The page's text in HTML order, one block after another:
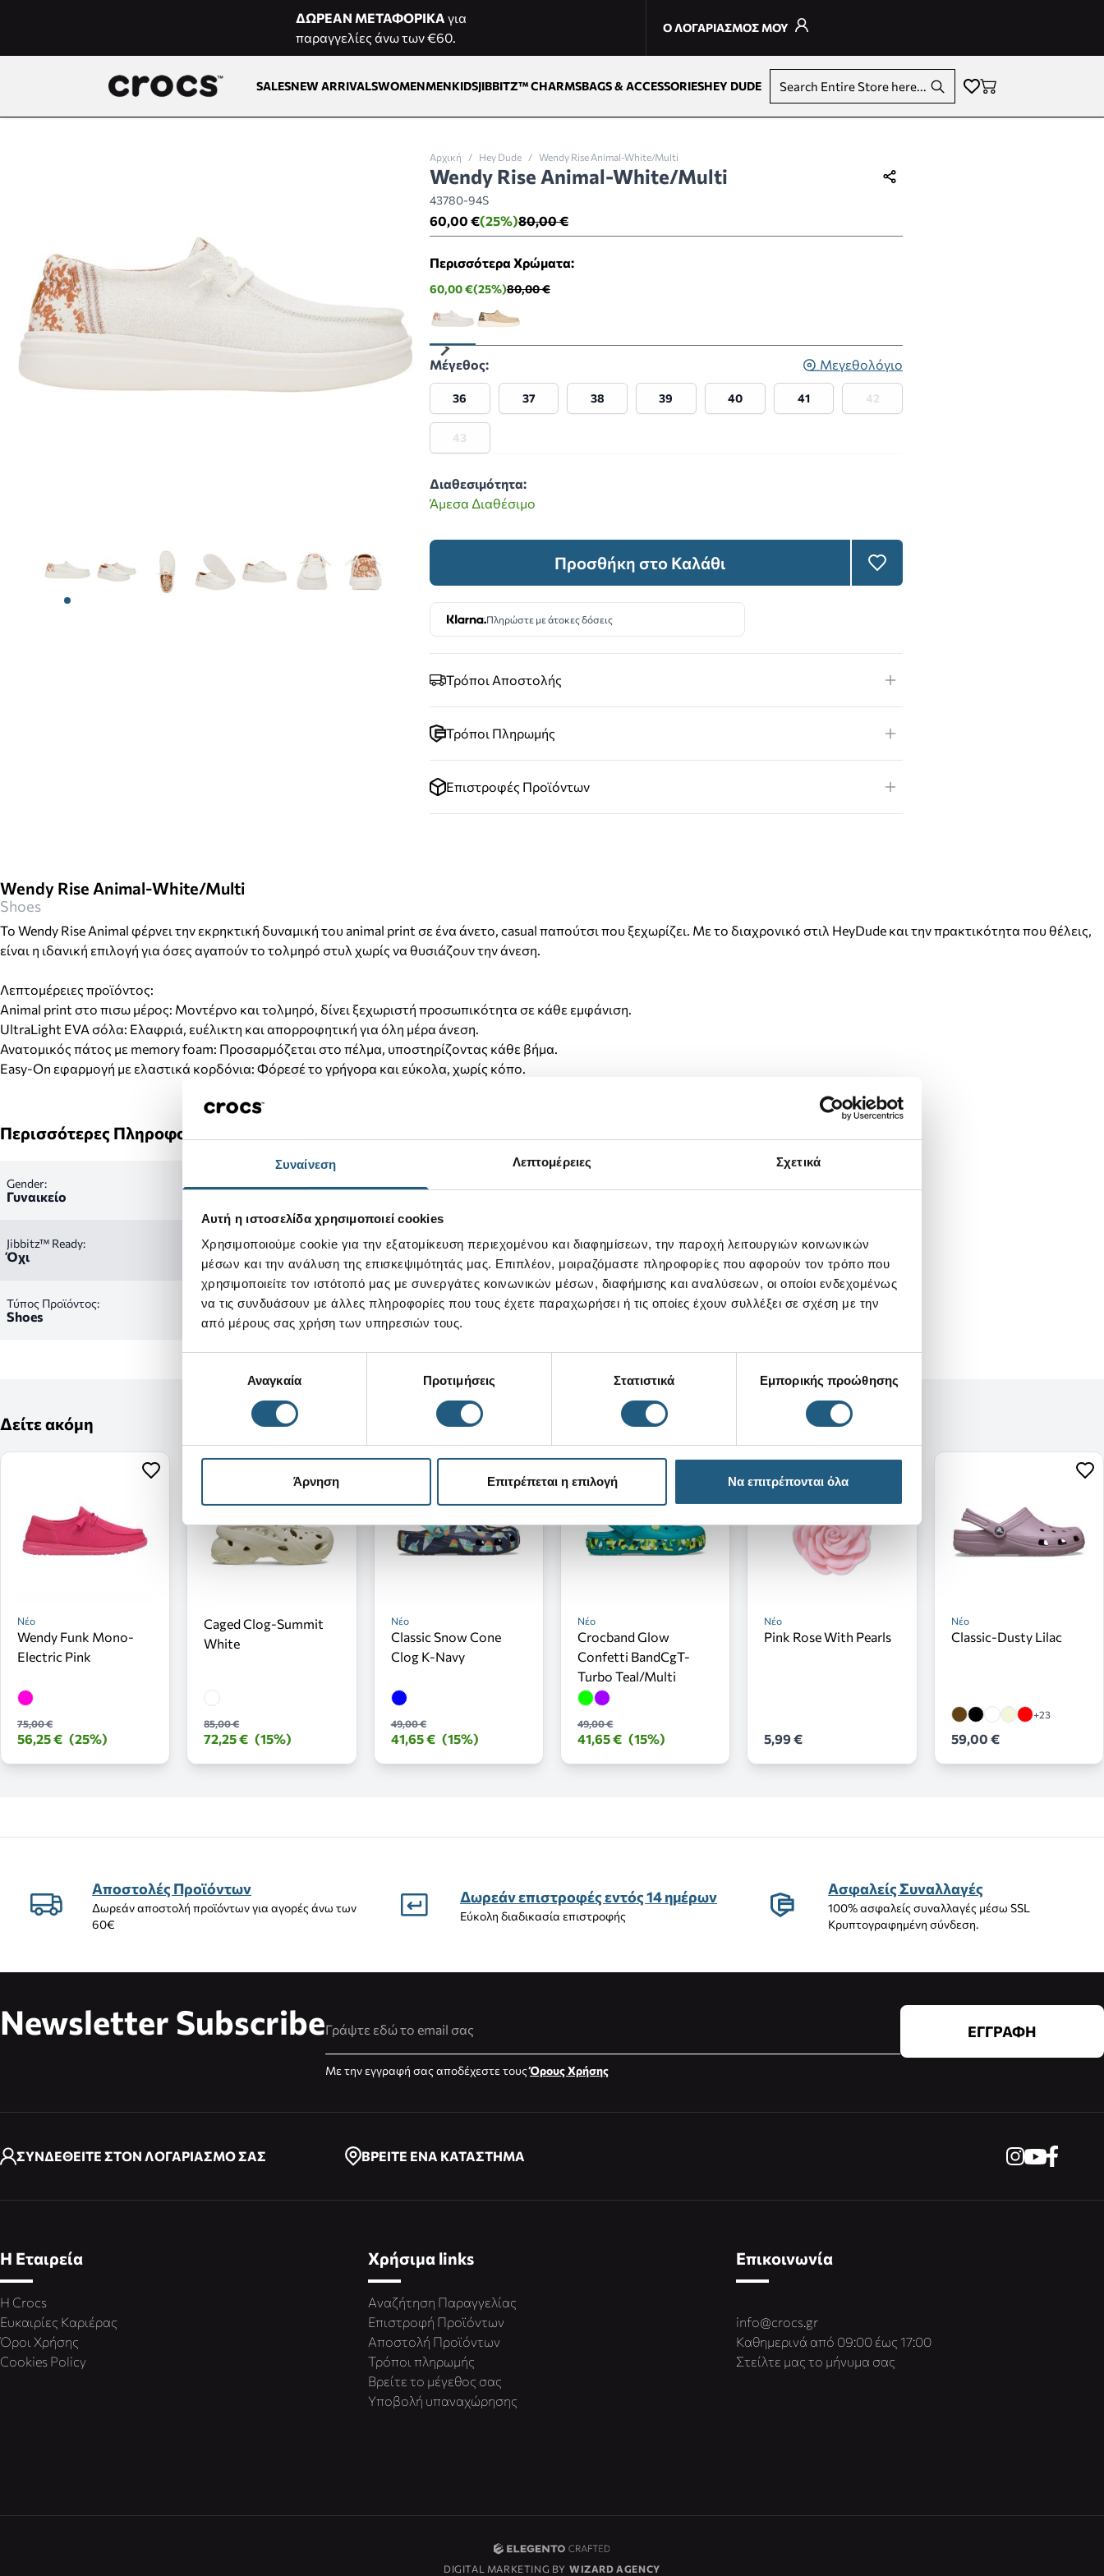
Συναίνεση Λεπτομέρειες Σχετικά
Αυτή η ιστοσελίδα χρησιμοποιεί cookies
Χρησιμοποιούμε cookie για την εξατομίκευση περιεχομένου και διαφημίσεων, την παροχή λειτουργιών κοινωνικών
μέσων και την ανάλυση της επισκεψιμότητάς μας. Επιπλέον, μοιραζόμαστε πληροφορίες που αφορούν τον τρόπο που
χρησιμοποιείτε τον ιστότοπό μας με συνεργάτες κοινωνικών μέσων, διαφήμισης και αναλύσεων, οι οποίοι ενδεχομένως
να τις συνδυάσουν με άλλες πληροφορίες που τους έχετε παραχωρήσει ή τις οποίες έχουν συλλέξει σε σχέση με την
από μέρους σας χρήση των υπηρεσιών τους.
συγκατάθεσηςΑναγκαία Προτιμήσεις Στατιστικά Εμπορικής προώθησης
Άρνηση Επιτρέπεται η επιλογή Να επιτρέπονται όλα
ΔΩΡΕΑΝ ΜΕΤΑΦΟΡΙΚΑ για
παραγγελίες άνω των €60.
Ο ΛΟΓΑΡΙΑΣΜΟΣ ΜΟΥ
SALESNEW ARRIVALSWOMENMENKIDSJIBBITZ™ CHARMSBAGS & ACCESSORIESHEY DUDE Search Entire Store here...
View larger imageView larger image
View larger imageView larger imageView larger image
View larger imageView larger image
Αρχική / Hey Dude / Wendy Rise Animal-White/Multi
Wendy Rise Animal-White/Multi
43780-94S
80,00 €
(25%)
60,00 €
Περισσότερα Χρώματα:
60,00 €(25%)80,00 €
Μέγεθος: Μεγεθολόγιο
36 37 38 39 40 41 42
43
Διαθεσιμότητα:
Άμεσα Διαθέσιμο
Προσθήκη στο Καλάθι
Πληρώστε με άτοκες δόσεις
Τρόποι Αποστολής
Τρόποι Πληρωμής
Επιστροφές Προϊόντων
Wendy Rise Animal-White/Multi
Shoes
Το Wendy Rise Animal φέρνει την εκρηκτική δυναμική του animal print σε ένα άνετο, casual παπούτσι που ξεχωρίζει. Με το διαχρονικό στιλ HeyDude και την πρακτικότητα που θέλεις,
είναι η ιδανική επιλογή για όσες αγαπούν το τολμηρό στυλ χωρίς να θυσιάζουν την άνεση.
Λεπτομέρειες προϊόντος:
Animal print στο πισω μέρος: Μοντέρνο και τολμηρό, δίνει ξεχωριστή προσωπικότητα σε κάθε εμφάνιση.
UltraLight EVA σόλα: Ελαφριά, ευέλικτη και απορροφητική για όλη μέρα άνεση.
Ανατομικός πάτος με memory foam: Προσαρμόζεται στο πέλμα, υποστηρίζοντας κάθε βήμα.
Easy-On εφαρμογή με ελαστικά κορδόνια: Φόρεσέ το γρήγορα και εύκολα, χωρίς κόπο.
Περισσότερες Πληροφορίες
Gender:
Γυναικείο
Jibbitz™ Ready:
Όχι
Τύπος Προϊόντος:
Shoes
Δείτε ακόμη
Νέο
Wendy Funk Mono-
Electric Pink
75,00 €
56,25 € (25%)
Caged Clog-Summit
White
85,00 €
72,25 € (15%)
Νέο
Classic Snow Cone
Clog K-Navy
49,00 €
41,65 € (15%)
Νέο
Crocband Glow
Confetti BandCgT-
Turbo Teal/Multi
49,00 €
41,65 € (15%)
Νέο
Pink Rose With Pearls
5,99 €
Νέο
Classic-Dusty Lilac
+23
59,00 €
Αποστολές Προϊόντων
Δωρεάν αποστολή προϊόντων για αγορές άνω των
60€
Δωρεάν επιστροφές εντός 14 ημέρων
Εύκολη διαδικασία επιστροφής
Ασφαλείς Συναλλαγές
100% ασφαλείς συναλλαγές μέσω SSL
Κρυπτογραφημένη σύνδεση.
Newsletter Subscribe
Με την εγγραφή σας αποδέχεστε τουςΌρους Χρήσης
ΕΓΓΡΑΦΗ
ΣΥΝΔΕΘΕΙΤΕ ΣΤΟΝ ΛΟΓΑΡΙΑΣΜΟ ΣΑΣ ΒΡΕΙΤΕ ΕΝΑ ΚΑΤΑΣΤΗΜΑ
Η Εταιρεία
Η Crocs
Ευκαιρίες Καριέρας
Όροι Χρήσης
Cookies Policy
Χρήσιμα links
Αναζήτηση Παραγγελίας
Επιστροφή Προϊόντων
Αποστολή Προϊόντων
Τρόποι πληρωμής
Βρείτε το μέγεθος σας
Υποβολή υπαναχώρησης
Επικοινωνία
info@crocs.gr
Καθημερινά από 09:00 έως 17:00
Στείλτε μας το μήνυμα σας
DIGITAL MARKETING BY WIZARD AGENCY